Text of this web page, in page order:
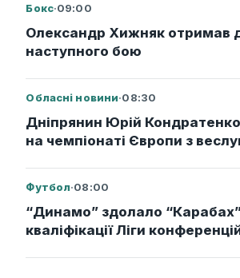
Бокс·09:00
Олександр Хижняк отримав
наступного бою
Обласні новини·08:30
Дніпрянин Юрій
на чемпіонаті Європи з
Футбол·08:00
“Динамо” здолало
кваліфікації Ліги